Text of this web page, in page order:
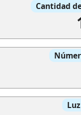
Cantidad